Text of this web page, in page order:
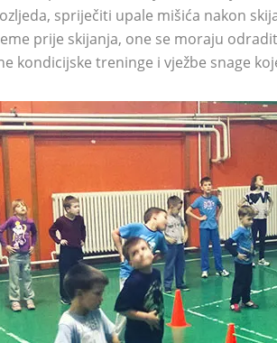
spriječiti upale mišića nakon
prije skijanja, one se moraju
kondicijske treninge i vježbe snage